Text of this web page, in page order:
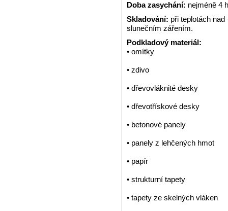
Doba zasychání: nejméně 4
Skladování: při teplotách
slunečním zářením.
Podkladový materiál:
• omítky
• zdivo
• dřevovláknité desky
• dřevotřískové desky
• betonové panely
• panely z lehčených hmot
• papír
• strukturní tapety
• tapety ze skelných vláken